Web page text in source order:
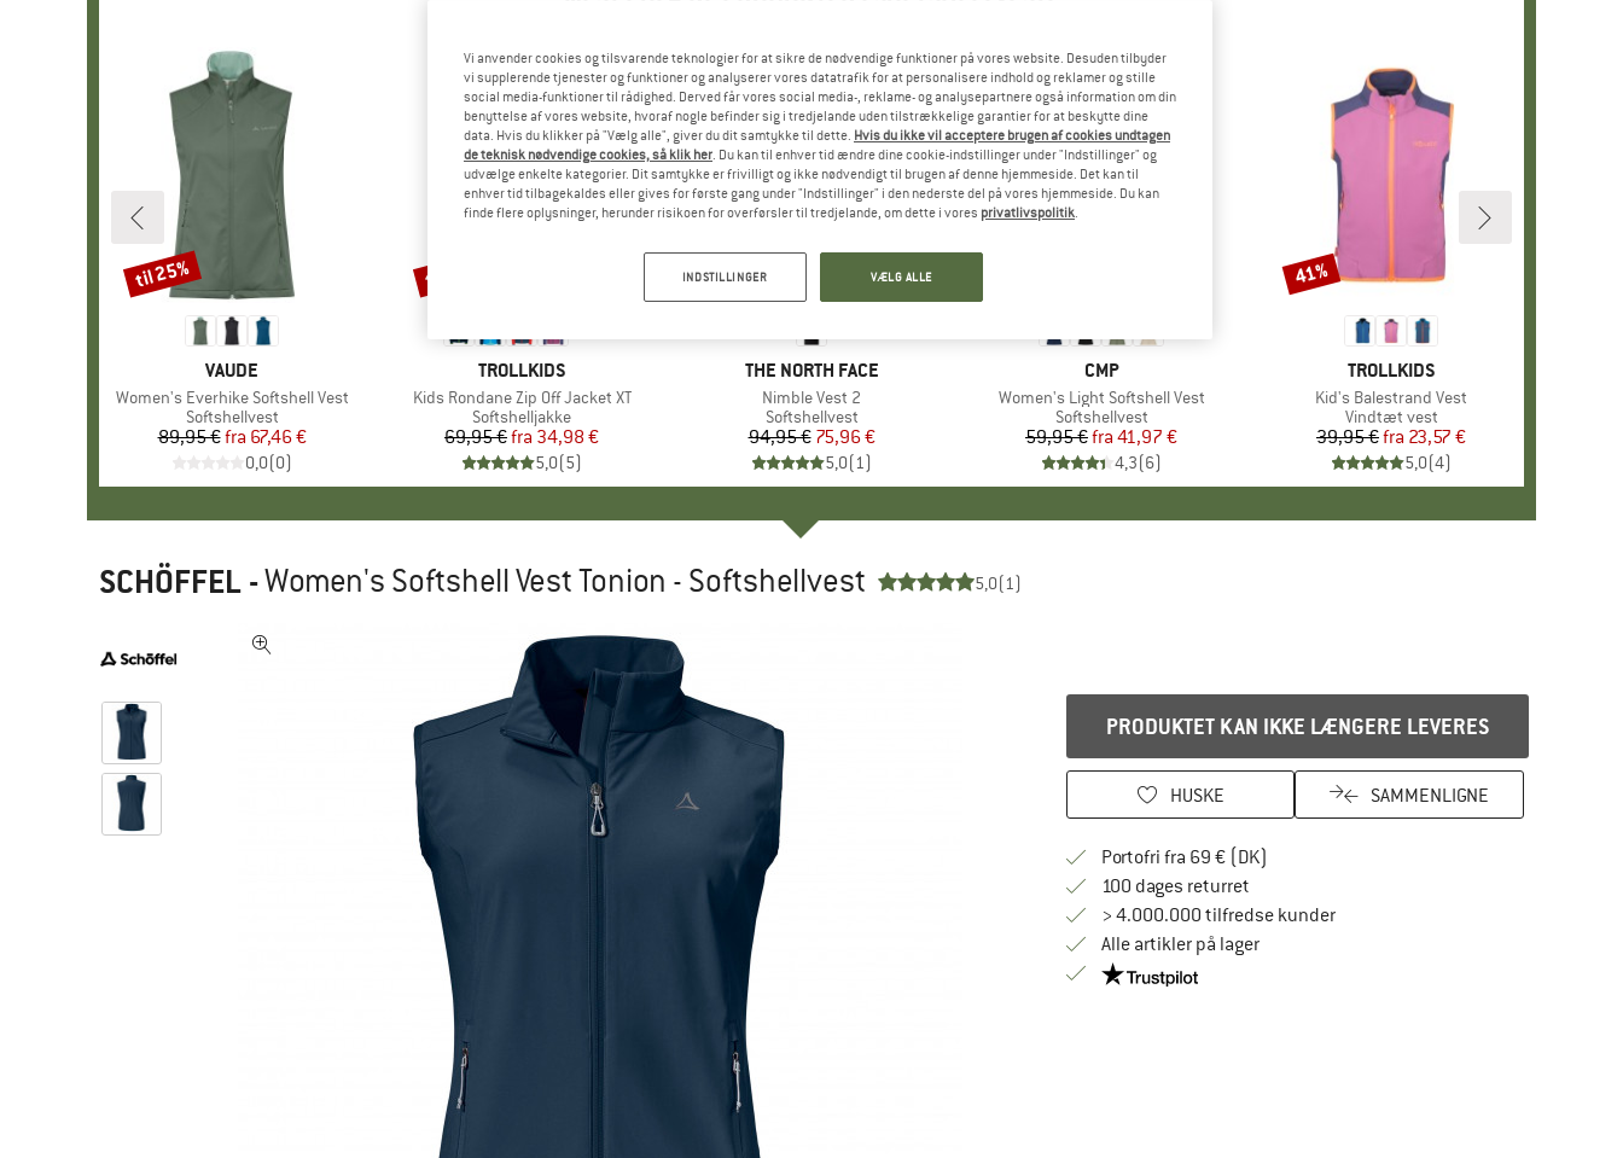
MÆRKE
VAUDE
Artikel
Women's Everhike Softshell Vest
Produktgruppe
Softshellvest
Pris
89,95 € Nedsat pris
fra 67,46 €
0,0(0)
Rabat
til 25%
MÆRKE
TROLLKIDS
Artikel
Kids Rondane Zip Off Jacket XT
Produktgruppe
Softshelljakke
Pris
69,95 € Nedsat pris
fra 34,98 €
5,0(5)
Rabat
til 50%
MÆRKE
THE NORTH FACE
Artikel
Nimble Vest 2
Produktgruppe
Softshellvest
Pris
94,95 €Nedsat pris
75,96 €
5,0(1)
Rabat
20%
MÆRKE
CMP
Artikel
Women's Light Softshell Vest
Produktgruppe
Softshellvest
Pris
59,95 € Nedsat pris
fra 41,97 €
4,3(6)
MÆRKE
TROLLKIDS
Artikel
Kid's Balestrand Vest
Produktgruppe
Vindtæt vest
Pris
39,95 € Nedsat pris
fra 23,57 €
5,0(4)
Rabat
41%
SCHÖFFEL -Women's Softshell Vest Tonion - Softshellvest 5,0(1)
PRODUKTET KAN IKKE LÆNGERE LEVERES
HUSKE SAMMENLIGNE
Portofri fra 69 € (DK)
100 dages returretGå til returretten her Åbnes i en infoboks
> 4.000.000 tilfredse kunder
Alle artikler på lager
Vi er Trustpilot-certificeret - oplysningerne får du
Vi anvender cookies og tilsvarende teknologier for at sikre de nødvendige funktioner på vores website. Desuden tilbyder
vi supplerende tjenester og funktioner og analyserer vores datatrafik for at personalisere indhold og reklamer og stille
social media-funktioner til rådighed. Derved får vores social media-, reklame- og analysepartnere også information om din
benyttelse af vores website, hvoraf nogle befinder sig i tredjelande uden tilstrækkelige garantier for at beskytte dine
data. Hvis du klikker på "Vælg alle", giver du dit samtykke til dette. Hvis du ikke vil acceptere brugen af cookies undtagen
de teknisk nødvendige cookies, så klik her. Du kan til enhver tid ændre dine cookie-indstillinger under "Indstillinger" og
udvælge enkelte kategorier. Dit samtykke er frivilligt og ikke nødvendigt til brugen af denne hjemmeside. Det kan til
enhver tid tilbagekaldes eller gives for første gang under "Indstillinger" i den nederste del på vores hjemmeside. Du kan
finde flere oplysninger, herunder risikoen for overførsler til tredjelande, om dette i vores privatlivspolitik.
INDSTILLINGER VÆLG ALLE